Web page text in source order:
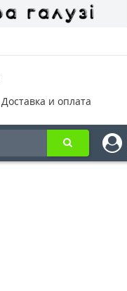
Доставка и оплата